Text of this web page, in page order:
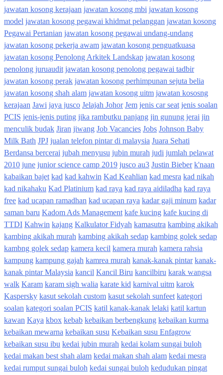
jawatan kosong kerajaan jawatan kosong mbi jawatan kosong
model jawatan kosong pegawai khidmat pelanggan jawatan kosong
Pegawai Pertanian jawatan kosong pegawai undang-undang
jawatan kosong pekerja awam jawatan kosong penguatkuasa
jawatan kosong Penolong Arkitek Landskap jawatan kosong
penolong juruaudit jawatan kosong penolong pegawai tadbir
jawatan kosong perak jawatan kosong perhimpunan sejuta belia
jawatan kosong shah alam jawatan kosong uitm jawatan kososng
kerajaan Jawi jaya jusco Jelajah Johor Jem jenis car seat jenis soalan
PCIS jenis-jenis puting jika rambutku panjang jin gunung jerai jin
menculik budak Jiran jiwang Job Vacancies Jobs Johnson Baby
Milk Bath JPJ jualan telefon pintar di malaysia Juara Sehati
Berdansa bercerai jubah menyusu jubin murah judi jumlah pelawat
2010 june junior science camp 2019 jusco au3 Justin Bieber k'naan
kabaikan bajet kad kad kahwin Kad Keahlian kad mesra kad nikah
kad nikahaku Kad Platinium kad raya kad raya aidiladha kad raya
free kad ucapan ramadhan kad ucapan raya kadar gaji minum kadar
saman baru Kadom Ads Management kafe kucing kafe kucing di
TTDI Kahwin kajang Kalkulator Fidyah kamasutra kambing akikah
kambing akikah murah kambing akikah sedap kambing golek sedap
kambng golek sedap kamera kecil kamera murah kamera rahsia
kampung kampung gajah kamrea murah kanak-kanak pintar kanak-
kanak pintar Malaysia kancil Kancil Biru kancilbiru karak wangsa
walk Karam karam sigh walia karate kid karnival uitm karok
Kaspersky kasut sekolah custom kasut sekolah sunfeet kategori
soalan kategori soalan PCIS katil kanak-kanak lelaki katil kartun
kawan Kaya kbox kebab kebaikan berbengkung kebaikan kurma
kebaikan mewarna kebaikan susu Kebaikan susu Enfagrow
kebaikan susu ibu kedai jubin murah kedai kolam sungai buloh
kedai makan best shah alam kedai makan shah alam kedai mesra
kedai rumput sungai buloh kedai sungai buloh kedudukan pingat